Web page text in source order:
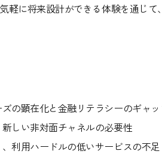
軽に将来設計ができる体験を通じ
の顕在化と金融リテラシーのギャ
しい非対面チャネルの必要性
利用ハードルの低いサービスの不足